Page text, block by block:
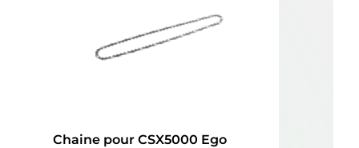
Chaine pour CSX5000 Ego